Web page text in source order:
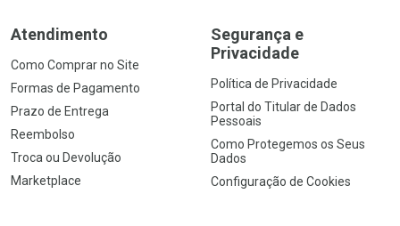
Atendimento
Como Comprar no Site
Formas de Pagamento
Prazo de Entrega
Reembolso
Troca ou Devolução
Marketplace
Segurança e
Privacidade
Política de Privacidade
Portal do Titular de Dados
Pessoais
Como Protegemos os Seus
Dados
Configuração de Cookies